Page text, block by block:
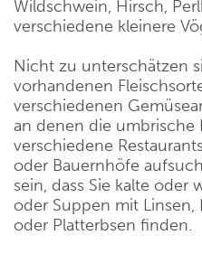
Wildschwein, Hirsch,
verschiedene kleinere
Nicht zu unterschätzen
vorhandenen
verschiedenen
an denen die umbrische
verschiedene
oder Bauernhöfe
sein, dass Sie kalte oder
oder Suppen mit Linsen,
oder Platterbsen finden.